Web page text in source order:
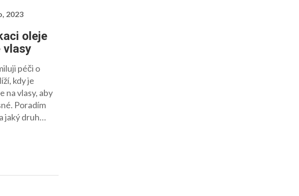
2023
oleje
vlasy
péči o
kdy je
na vlasy, aby
Poradím
jaký druh
Dozvíte
a jak vám
vlasy